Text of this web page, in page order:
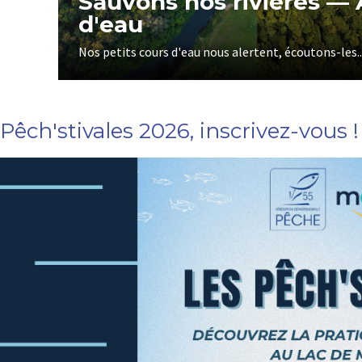
d'eau
Nos petits cours d'eau nous alertent, écoutons-
Pêch'stivales 2026, inscrivez-vous !